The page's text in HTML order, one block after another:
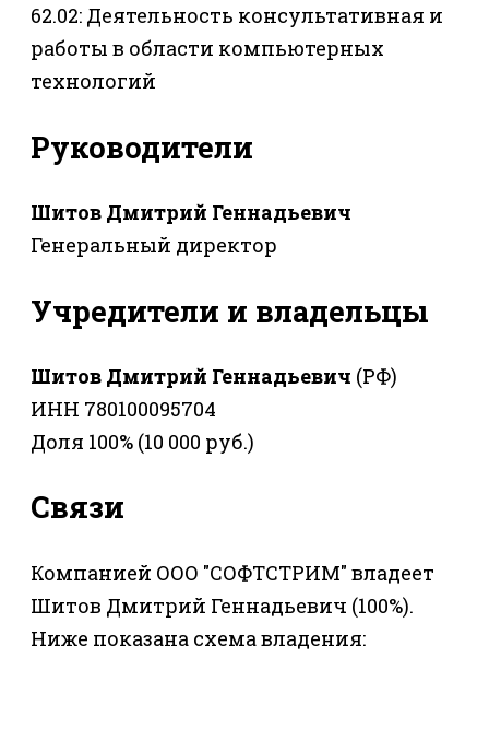
62.02: Деятельность консультативная и
работы в области компьютерных
технологий
Руководители
Шитов Дмитрий Геннадьевич
Генеральный директор
Учредители и владельцы
Шитов Дмитрий Геннадьевич (РФ)
ИНН 780100095704
Доля 100% (10 000 руб.)
Связи
Компанией ООО "СОФТСТРИМ" владеет
Шитов Дмитрий Геннадьевич (100%).
Ниже показана схема владения: